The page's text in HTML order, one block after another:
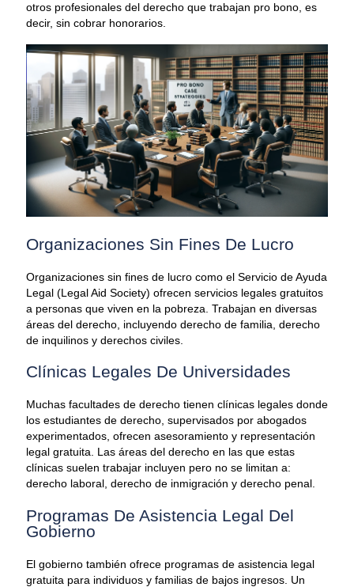
otros profesionales del derecho que trabajan pro bono, es
decir, sin cobrar honorarios.
Organizaciones Sin Fines De Lucro
Organizaciones sin fines de lucro como el Servicio de Ayuda
Legal (Legal Aid Society) ofrecen servicios legales gratuitos
a personas que viven en la pobreza. Trabajan en diversas
áreas del derecho, incluyendo derecho de familia, derecho
de inquilinos y derechos civiles.
Clínicas Legales De Universidades
Muchas facultades de derecho tienen clínicas legales donde
los estudiantes de derecho, supervisados por abogados
experimentados, ofrecen asesoramiento y representación
legal gratuita. Las áreas del derecho en las que estas
clínicas suelen trabajar incluyen pero no se limitan a:
derecho laboral, derecho de inmigración y derecho penal.
Programas De Asistencia Legal Del
Gobierno
El gobierno también ofrece programas de asistencia legal
gratuita para individuos y familias de bajos ingresos. Un